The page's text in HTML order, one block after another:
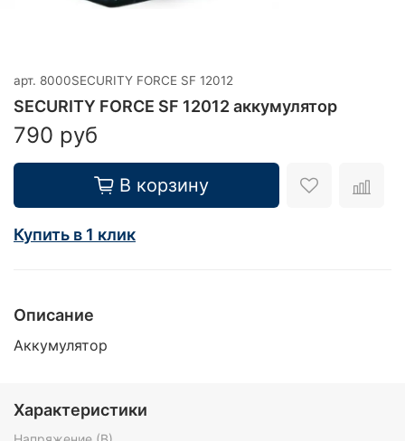
арт. 8000SECURITY FORCE SF 12012
SECURITY FORCE SF 12012 аккумулятор
790 руб
В корзину
Купить в 1 клик
Описание
Аккумулятор
Характеристики